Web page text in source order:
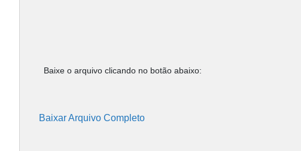
Baixe o arquivo clicando no botão abaixo:
Baixar Arquivo Completo